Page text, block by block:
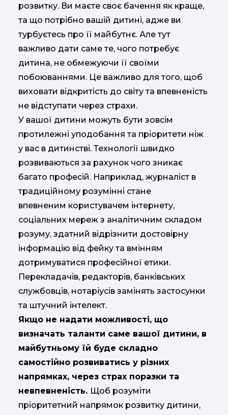
розвитку. Ви маєте своє бачення як краще,
та що потрібно вашій дитині, адже ви
турбуєтесь про її майбутнє. Але тут
важливо дати саме те, чого потребує
дитина, не обмежуючи її своїми
побоюваннями. Це важливо для того, щоб
виховати відкритість до світу та впевненість
не відступати через страхи.
У вашої дитини можуть бути зовсім
протилежні уподобання та пріоритети ніж
у вас в дитинстві. Технології швидко
розвиваються за рахунок чого зникає
багато професій. Наприклад, журналіст в
традиційному розумінні стане
впевненим користувачем інтернету,
соціальних мереж з аналітичним складом
розуму, здатний відрізнити достовірну
інформацію від фейку та вмінням
дотримуватися професійної етики.
Перекладачів, редакторів, банківських
службовців, нотаріусів замінять застосунки
та штучний інтелект.
Якщо не надати можливості, що
визначать таланти саме вашої дитини, в
майбутньому їй буде складно
самостійно розвиватись у різних
напрямках, через страх поразки та
невпевненість. Щоб розуміти
пріоритетний напрямок розвитку дитини,